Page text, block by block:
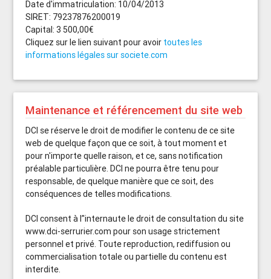
Date d'immatriculation: 10/04/2013
SIRET: 79237876200019
Capital: 3 500,00€
Cliquez sur le lien suivant pour avoir toutes les
informations légales sur societe.com
Maintenance et référencement du site web
DCI se réserve le droit de modifier le contenu de ce site
web de quelque façon que ce soit, à tout moment et
pour n'importe quelle raison, et ce, sans notification
préalable particulière. DCI ne pourra être tenu pour
responsable, de quelque manière que ce soit, des
conséquences de telles modifications.
DCI consent à l’'internaute le droit de consultation du site
www.dci-serrurier.com pour son usage strictement
personnel et privé. Toute reproduction, rediffusion ou
commercialisation totale ou partielle du contenu est
interdite.